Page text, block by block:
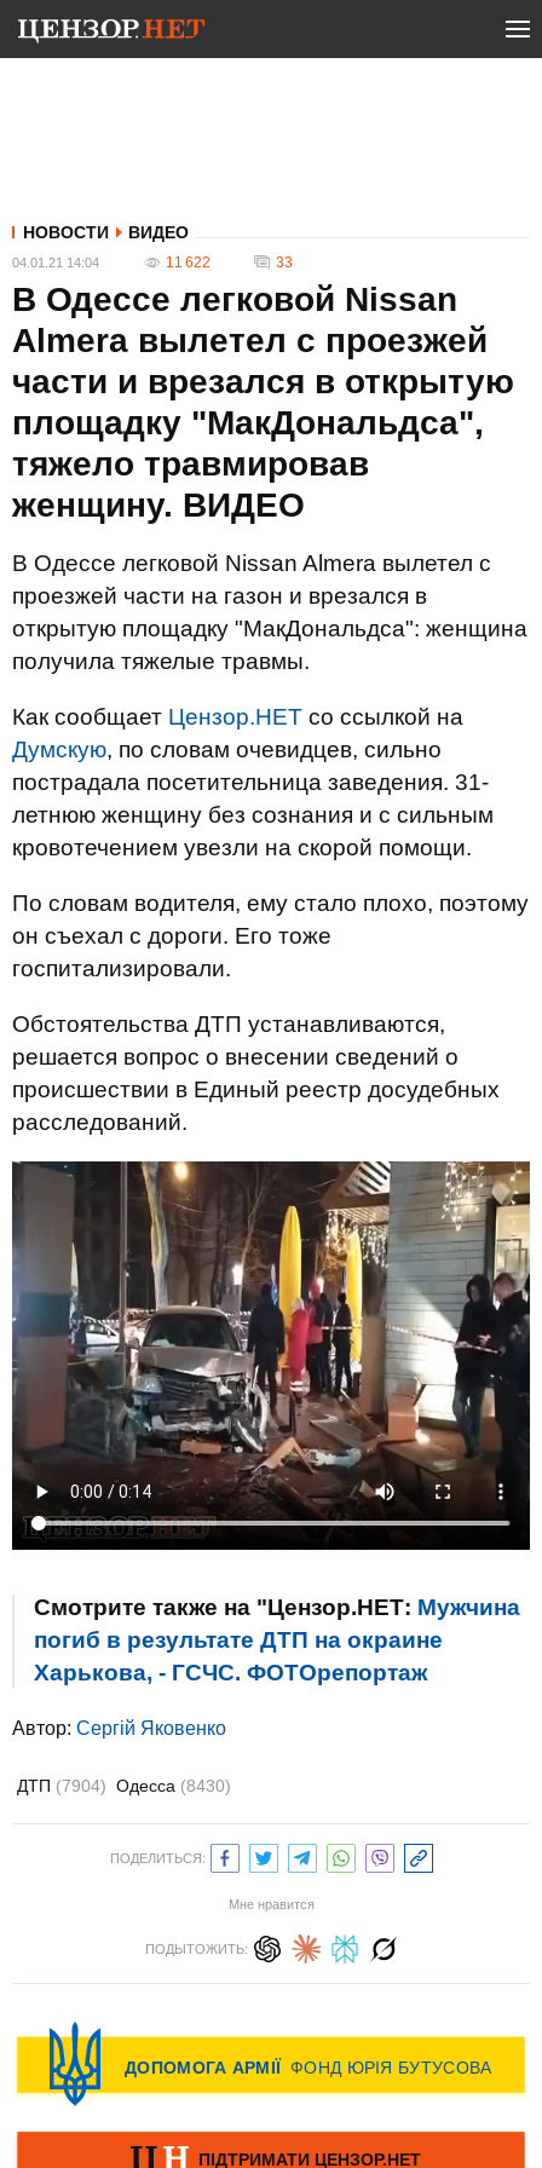
НОВОСТИ ВИДЕО
04.01.21 14:04 11 622 33
В Одессе легковой Nissan
Almera вылетел с проезжей
части и врезался в открытую
площадку "МакДональдса",
тяжело травмировав
женщину. ВИДЕО
В Одессе легковой Nissan Almera вылетел с
проезжей части на газон и врезался в
открытую площадку "МакДональдса": женщина
получила тяжелые травмы.
Как сообщает Цензор.НЕТ со ссылкой на
Думскую, по словам очевидцев, сильно
пострадала посетительница заведения. 31-
летнюю женщину без сознания и с сильным
кровотечением увезли на скорой помощи.
По словам водителя, ему стало плохо, поэтому
он съехал с дороги. Его тоже
госпитализировали.
Обстоятельства ДТП устанавливаются,
решается вопрос о внесении сведений о
происшествии в Единый реестр досудебных
расследований.
Смотрите также на "Цензор.НЕТ: Мужчина
погиб в результате ДТП на окраине
Харькова, - ГСЧС. ФОТОрепортаж
Автор: Сергій Яковенко
ДТП (7904) Одесса (8430)
ПОДЕЛИТЬСЯ:
Мне нравится
ПОДЫТОЖИТЬ: